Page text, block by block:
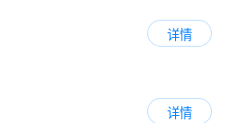
详情
详情